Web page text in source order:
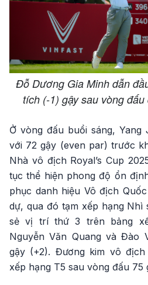
Đỗ Dương Gia Minh dẫn
tích (-1) gậy sau vòng
Ở vòng đấu buổi sáng,
với 72 gậy (even par) trước
Nhà vô địch Royal’s Cup
tục thể hiện phong độ ổn
phục danh hiệu Vô địch
dự, qua đó tạm xếp hạng Nhì
sẻ vị trí thứ 3 trên bảng
Nguyễn Văn Quang và Đào
gậy (+2). Đương kim vô
xếp hạng T5 sau vòng đấu 75